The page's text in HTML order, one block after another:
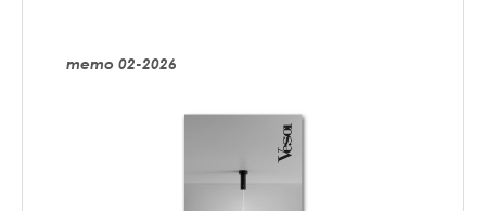
memo 02-2026